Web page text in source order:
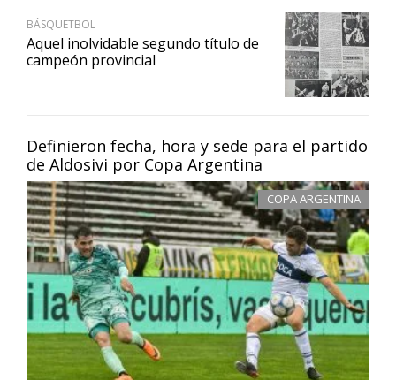
Definieron fecha, hora y sede para el partido
de Aldosivi por Copa Argentina
COPA ARGENTINA
BÁSQUETBOL
Aquel inolvidable segundo título de
campeón provincial